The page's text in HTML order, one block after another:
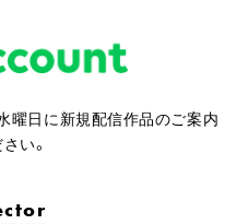
曜日に新規配信作品のご案内
い。